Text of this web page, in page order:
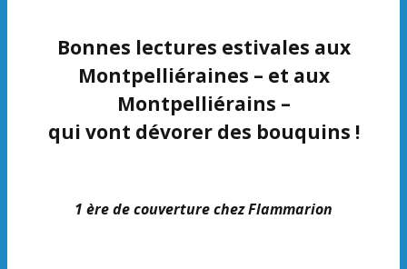
Bonnes lectures estivales aux
Montpelliéraines – et aux
Montpelliérains –
qui vont dévorer des bouquins !
1 ère de couverture chez Flammarion